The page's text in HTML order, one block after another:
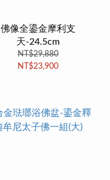
佛像全鎏金摩利支
天-24.5cm
NT$29,880
NT$23,900